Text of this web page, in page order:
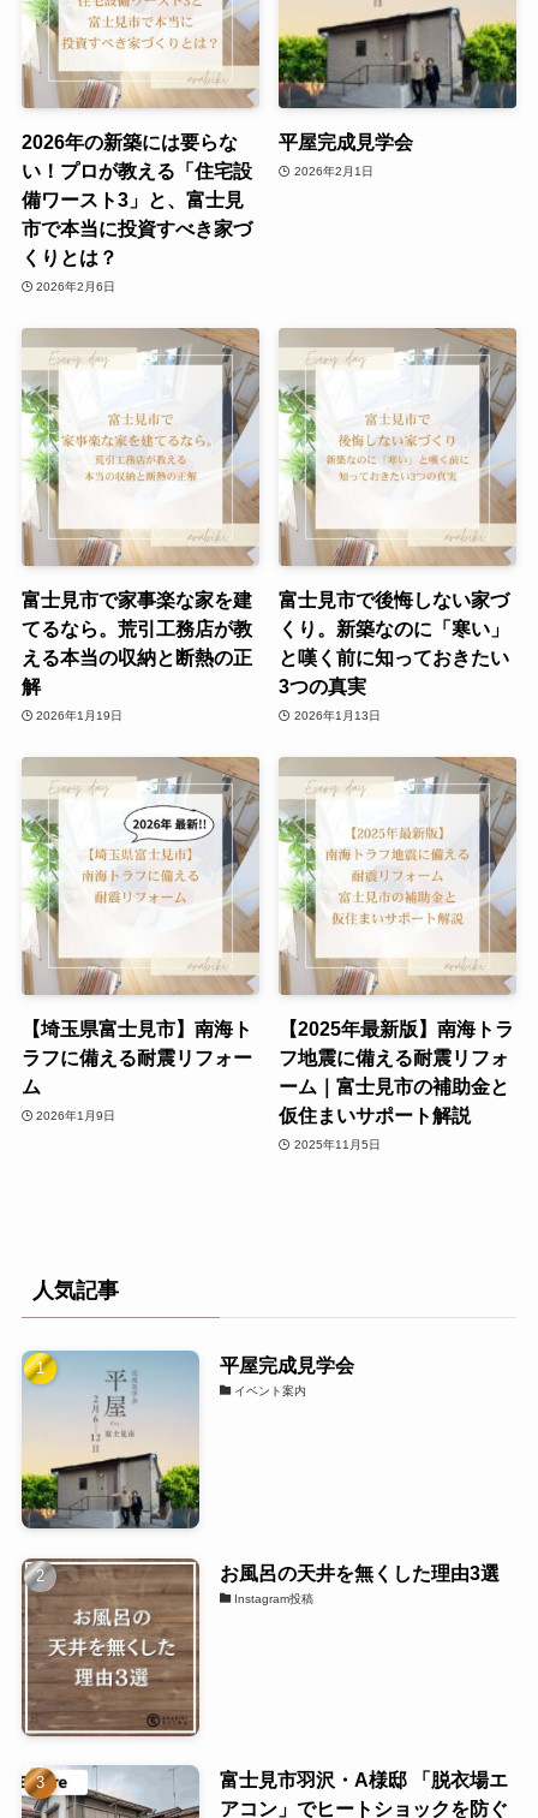
2026年の新築には要らな
い！プロが教える「住宅設
備ワースト3」と、富士見
市で本当に投資すべき家づ
くりとは？
2026年2月6日
平屋完成見学会
2026年2月1日
富士見市で家事楽な家を建
てるなら。荒引工務店が教
える本当の収納と断熱の正
解
2026年1月19日
富士見市で後悔しない家づ
くり。新築なのに「寒い」
と嘆く前に知っておきたい
3つの真実
2026年1月13日
【埼玉県富士見市】南海ト
ラフに備える耐震リフォー
ム
2026年1月9日
【2025年最新版】南海トラ
フ地震に備える耐震リフォ
ーム｜富士見市の補助金と
仮住まいサポート解説
2025年11月5日
人気記事
平屋完成見学会
イベント案内
お風呂の天井を無くした理由3選
Instagram投稿
富士見市羽沢・A様邸 「脱衣場エ
アコン」でヒートショックを防ぐ